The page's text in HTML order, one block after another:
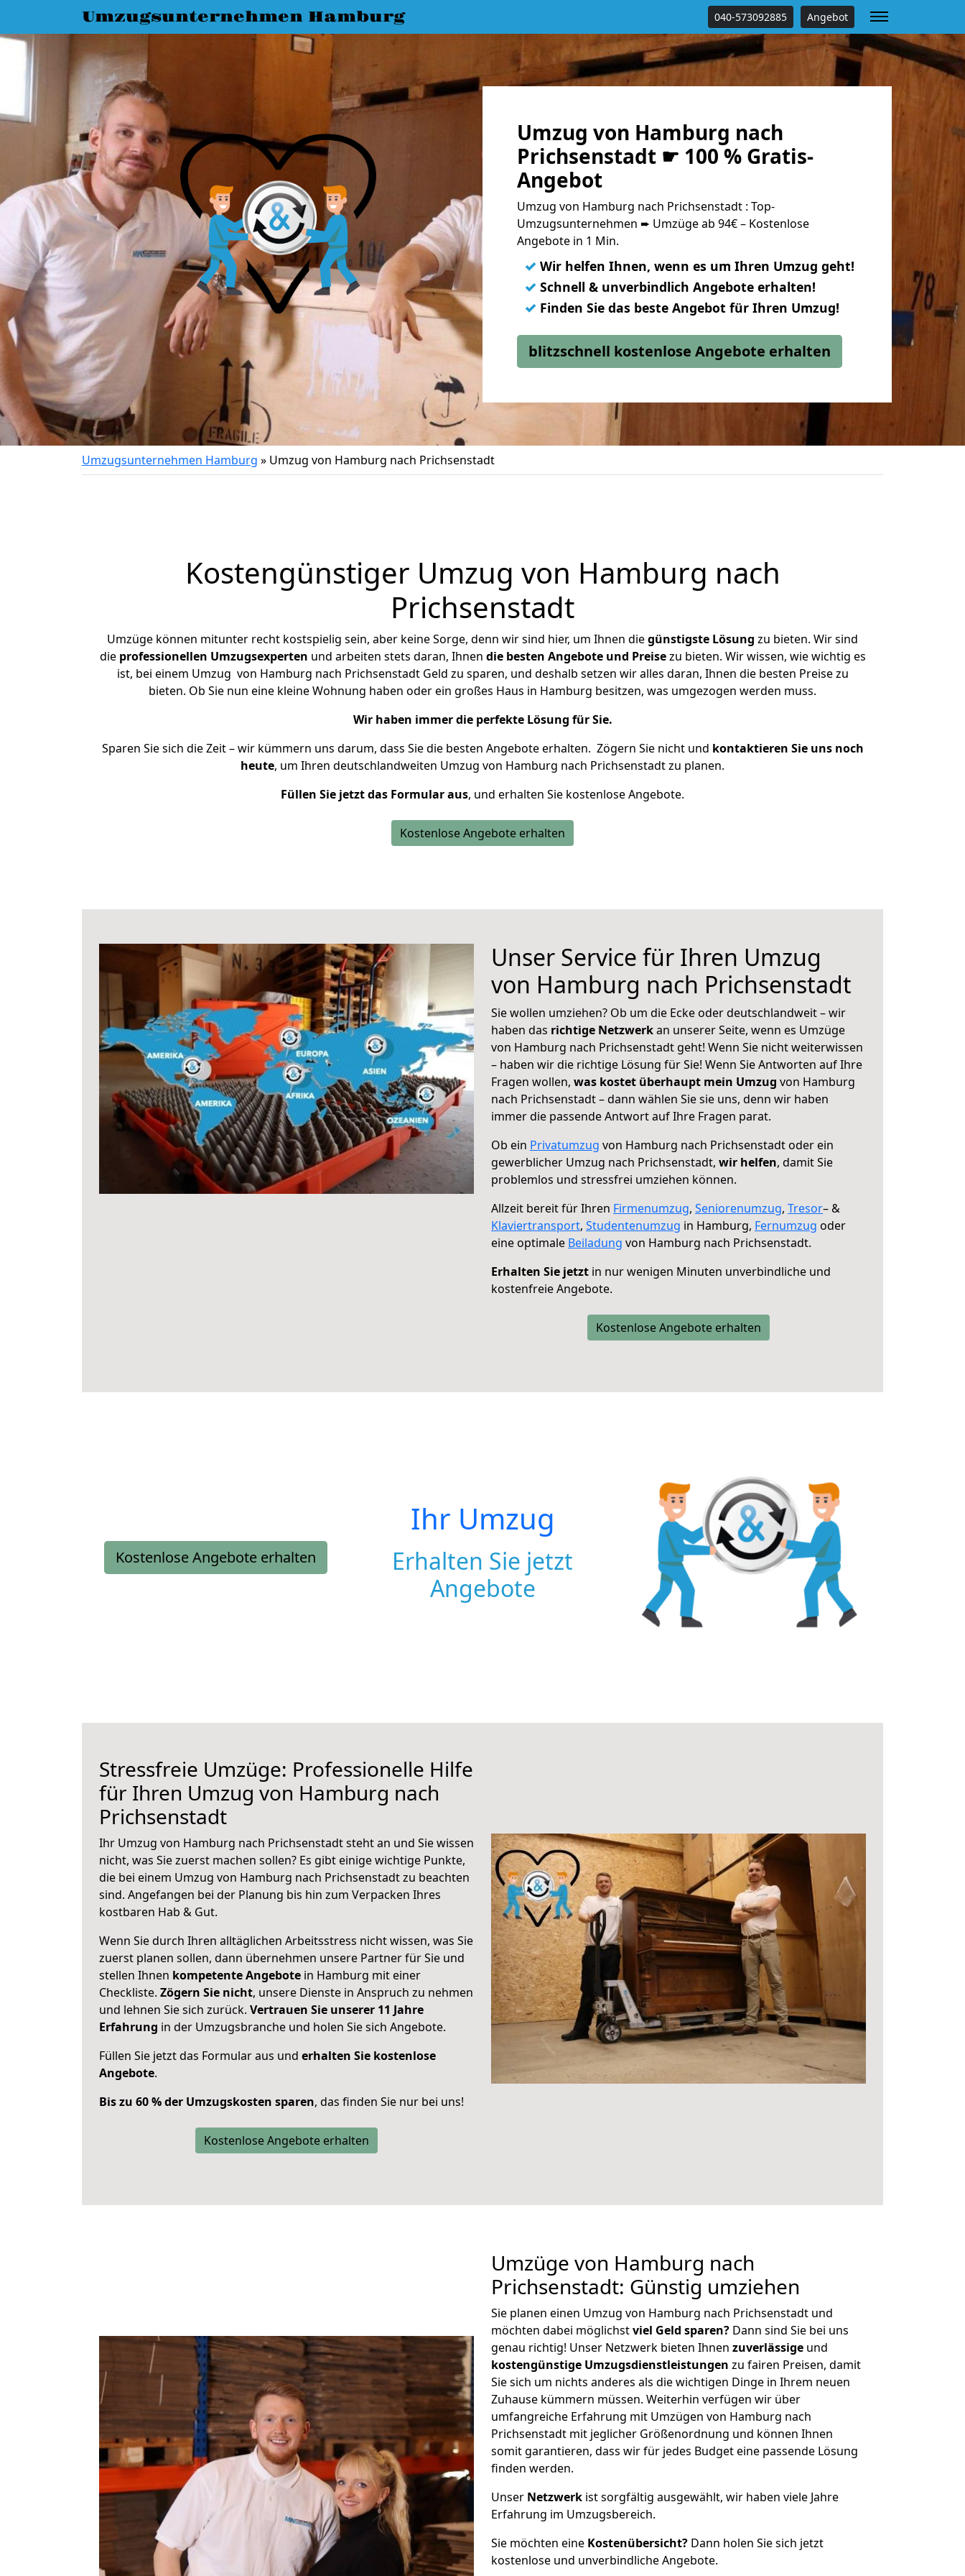
Umzugsunternehmen Hamburg 040-573092885 Angebot
Umzug von Hamburg nach
Prichsenstadt ☛ 100 % Gratis-
Angebot
Umzug von Hamburg nach Prichsenstadt : Top-
Umzugsunternehmen ➨ Umzüge ab 94€ – Kostenlose
Angebote in 1 Min.
✓ Wir helfen Ihnen, wenn es um Ihren Umzug geht!
✓ Schnell & unverbindlich Angebote erhalten!
✓ Finden Sie das beste Angebot für Ihren Umzug!
blitzschnell kostenlose Angebote erhalten
Umzugsunternehmen Hamburg » Umzug von Hamburg nach Prichsenstadt
Kostengünstiger Umzug von Hamburg nach
Prichsenstadt
Umzüge können mitunter recht kostspielig sein, aber keine Sorge, denn wir sind hier, um Ihnen diegünstigste Lösung zu bieten. Wir sind
die professionellen Umzugsexperten und arbeiten stets daran, Ihnen die besten Angebote und Preisezu bieten. Wir wissen, wie wichtig es
ist, bei einem Umzug von Hamburg nach Prichsenstadt Geld zu sparen, und deshalb setzen wir alles daran, Ihnen die besten Preise zu
bieten. Ob Sie nun eine kleine Wohnung haben oder ein großes Haus in Hamburg besitzen, was umgezogen werden muss.
Wir haben immer die perfekte Lösung für Sie.
Sparen Sie sich die Zeit – wir kümmern uns darum, dass Sie die besten Angebote erhalten. Zögern Sie nicht und kontaktieren Sie uns noch
heute, um Ihren deutschlandweiten Umzug von Hamburg nach Prichsenstadt zu planen.
Füllen Sie jetzt das Formular aus, und erhalten Sie kostenlose Angebote.
Kostenlose Angebote erhalten
Unser Service für Ihren Umzug
von Hamburg nach Prichsenstadt
Sie wollen umziehen? Ob um die Ecke oder deutschlandweit – wir
haben das richtige Netzwerkan unserer Seite, wenn es Umzüge
von Hamburg nach Prichsenstadt geht! Wenn Sie nicht weiterwissen
– haben wir die richtige Lösung für Sie! Wenn Sie Antworten auf Ihre
Fragen wollen, was kostet überhaupt mein Umzug von Hamburg
nach Prichsenstadt – dann wählen Sie sie uns, denn wir haben
immer die passende Antwort auf Ihre Fragen parat.
Ob ein Privatumzug von Hamburg nach Prichsenstadt oder ein
gewerblicher Umzug nach Prichsenstadt, wir helfen, damit Sie
problemlos und stressfrei umziehen können.
Allzeit bereit für Ihren Firmenumzug, Seniorenumzug, Tresor– &
Klaviertransport, Studentenumzug in Hamburg, Fernumzug oder
eine optimale Beiladung von Hamburg nach Prichsenstadt.
Erhalten Sie jetzt in nur wenigen Minuten unverbindliche und
kostenfreie Angebote.
Kostenlose Angebote erhalten
Kostenlose Angebote erhalten
Ihr Umzug
Erhalten Sie jetzt
Angebote
Stressfreie Umzüge: Professionelle Hilfe
für Ihren Umzug von Hamburg nach
Prichsenstadt
Ihr Umzug von Hamburg nach Prichsenstadt steht an und Sie wissen
nicht, was Sie zuerst machen sollen? Es gibt einige wichtige Punkte,
die bei einem Umzug von Hamburg nach Prichsenstadt zu beachten
sind. Angefangen bei der Planung bis hin zum Verpacken Ihres
kostbaren Hab & Gut.
Wenn Sie durch Ihren alltäglichen Arbeitsstress nicht wissen, was Sie
zuerst planen sollen, dann übernehmen unsere Partner für Sie und
stellen Ihnen kompetente Angebote in Hamburg mit einer
Checkliste. Zögern Sie nicht, unsere Dienste in Anspruch zu nehmen
und lehnen Sie sich zurück. Vertrauen Sie unserer 11 Jahre
Erfahrung in der Umzugsbranche und holen Sie sich Angebote.
Füllen Sie jetzt das Formular aus und erhalten Sie kostenlose
Angebote.
Bis zu 60 % der Umzugskosten sparen, das finden Sie nur bei uns!
Kostenlose Angebote erhalten
Umzüge von Hamburg nach
Prichsenstadt: Günstig umziehen
Sie planen einen Umzug von Hamburg nach Prichsenstadt und
möchten dabei möglichstviel Geld sparen? Dann sind Sie bei uns
genau richtig! Unser Netzwerk bieten Ihnen zuverlässige und
kostengünstige Umzugsdienstleistungen zu fairen Preisen, damit
Sie sich um nichts anderes als die wichtigen Dinge in Ihrem neuen
Zuhause kümmern müssen. Weiterhin verfügen wir über
umfangreiche Erfahrung mit Umzügen von Hamburg nach
Prichsenstadt mit jeglicher Größenordnung und können Ihnen
somit garantieren, dass wir für jedes Budget eine passende Lösung
finden werden.
Unser Netzwerk ist sorgfältig ausgewählt, wir haben viele Jahre
Erfahrung im Umzugsbereich.
Sie möchten eine Kostenübersicht? Dann holen Sie sich jetzt
kostenlose und unverbindliche Angebote.